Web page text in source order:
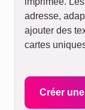
adresse,
ajouter des
cartes
Créer